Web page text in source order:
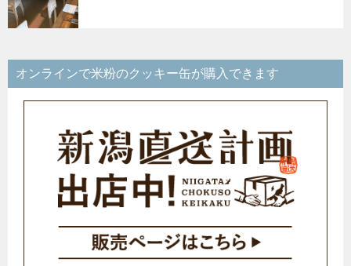
オンラインで米粉のクッキー缶が購入できます